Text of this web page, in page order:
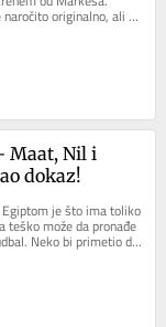
originalno, ali
osnovnu
Maat, Nil i
dokaz!
je što ima toliko
teško može da pronađe
Neko bi primetio da
istorije na leđima,...